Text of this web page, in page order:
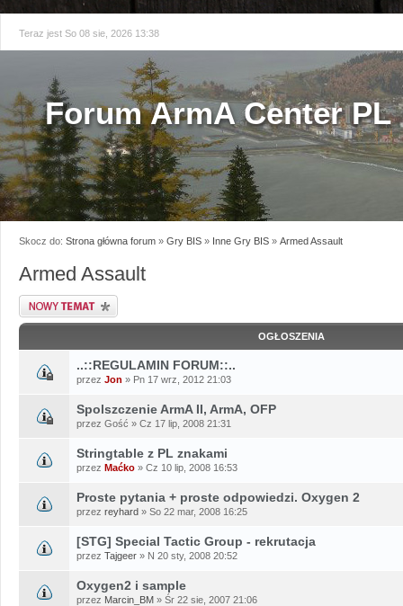
Teraz jest So 08 sie, 2026 13:38
Forum ArmA Center PL
Skocz do: Strona główna forum » Gry BIS » Inne Gry BIS » Armed Assault
Armed Assault
Napisz wątek
OGŁOSZENIA
..::REGULAMIN FORUM::..
przez Jon » Pn 17 wrz, 2012 21:03
Spolszczenie ArmA II, ArmA, OFP
przez Gość » Cz 17 lip, 2008 21:31
Stringtable z PL znakami
przez Maćko » Cz 10 lip, 2008 16:53
Proste pytania + proste odpowiedzi. Oxygen 2
przez reyhard » So 22 mar, 2008 16:25
[STG] Special Tactic Group - rekrutacja
przez Tajgeer » N 20 sty, 2008 20:52
Oxygen2 i sample
przez Marcin_BM » Śr 22 sie, 2007 21:06